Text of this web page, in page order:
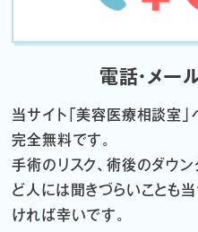
電話・メー
当サイト「美容医療相談室
完全無料です。
手術のリスク、術後のダウ
ど 人には聞きづらいことも
ければ幸いです。